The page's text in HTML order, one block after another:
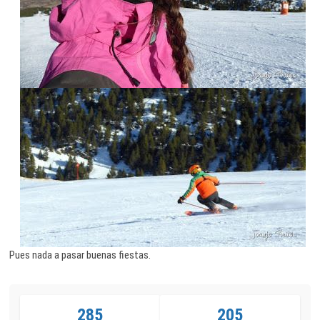
Pues nada a pasar buenas fiestas.
285 205